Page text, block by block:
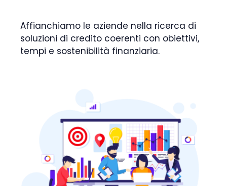
Affianchiamo le aziende nella ricerca di
soluzioni di credito coerenti con obiettivi,
tempi e sostenibilità finanziaria.